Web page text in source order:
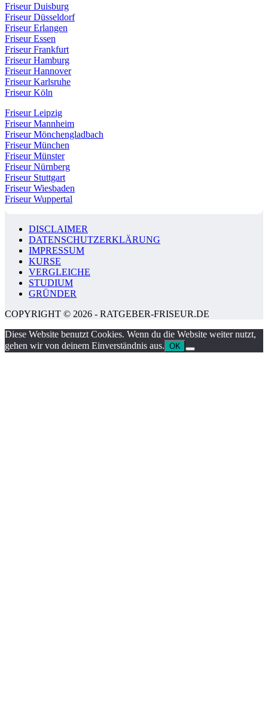
Friseur Duisburg
Friseur Düsseldorf
Friseur Erlangen
Friseur Essen
Friseur Frankfurt
Friseur Hamburg
Friseur Hannover
Friseur Karlsruhe
Friseur Köln
Friseur Leipzig
Friseur Mannheim
Friseur Mönchengladbach
Friseur München
Friseur Münster
Friseur Nürnberg
Friseur Stuttgart
Friseur Wiesbaden
Friseur Wuppertal
DISCLAIMER
DATENSCHUTZERKLÄRUNG
IMPRESSUM
KURSE
VERGLEICHE
STUDIUM
GRÜNDER
COPYRIGHT © 2026 - RATGEBER-FRISEUR.DE
Diese Website benutzt Cookies. Wenn du die Website weiter nutzt,
gehen wir von deinem Einverständnis aus. OK